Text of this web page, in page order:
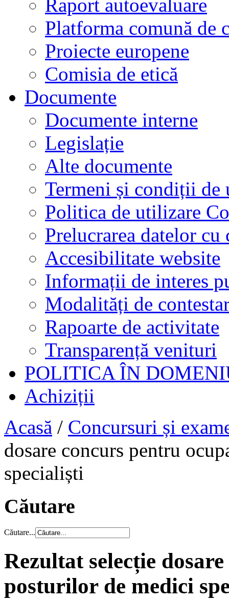
Raport autoevaluare
Platforma comună de
Proiecte europene
Comisia de etică
Documente
Documente interne
Legislație
Alte documente
Termeni și condiții de
Politica de utilizare
Prelucrarea datelor cu
Accesibilitate website
Informații de interes
Modalități de
Rapoarte de activitate
Transparență venituri
POLITICA ÎN
Achiziții
Acasă / Concursuri și
dosare concurs pentru
specialiști
Căutare
Căutare...
Rezultat selecție
posturilor de medici